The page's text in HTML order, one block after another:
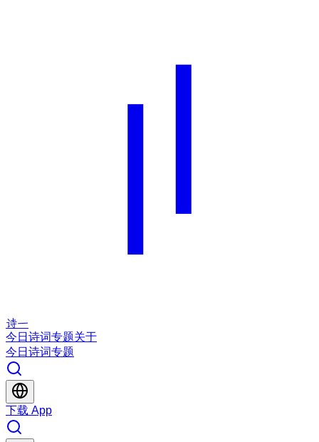
诗一
今日 诗词专题关于
今日 诗词专题
下载 App